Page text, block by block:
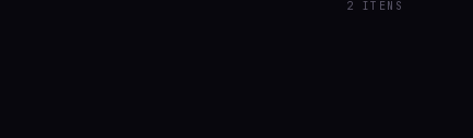
2 ITENS